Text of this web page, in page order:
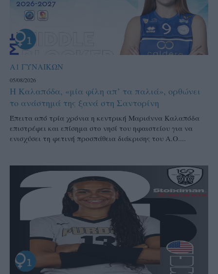
Α1 ΓΥΝΑΙΚΩΝ
05/08/2026
Η Καλαπόδα, «μία φίλη απ’ τα παλιά», ορθώνει
το ανάστημά της ξανά στη Σαντορίνη
Έπειτα από τρία χρόνια η κεντρική Μαριάννα Καλαπόδα
επιστρέφει και επίσημα στο νησί του ηφαιστείου για να
ενισχύσει τη φετινή προσπάθεια διάκρισης του Α.Ο....